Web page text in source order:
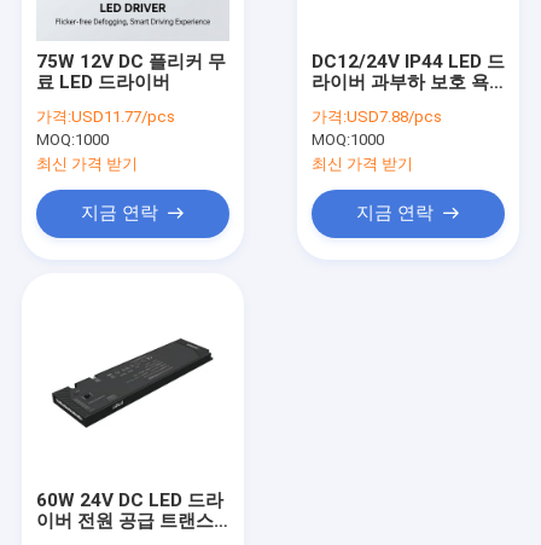
75W 12V DC 플리커 무
료 LED 드라이버
가격:USD11.77/pcs
MOQ:1000
최신 가격 받기
지금 연락
DC12/24V IP44 LED 드
라이버 과부하 보호 욕
가격:USD7.88/pcs
MOQ:1000
최신 가격 받기
지금 연락
60W 24V DC LED 드라
이버 전원 공급 트랜스